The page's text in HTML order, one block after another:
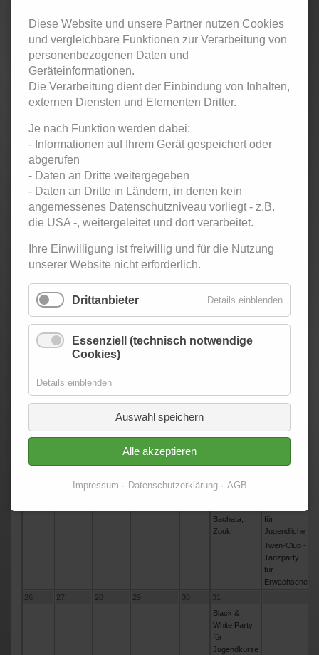
5,- € Kursteilnehmer / 7,- € Ehemalige Kursteilnehmer
und Gäste
Zurück
< Dezember
2025
Januar 2026
Mo ntag Dienstag Mittwoch Donnerstag Freitag Samstag
Twen-Club -
6 7 8 9 10
11
für
Bachata,
Zouk
Übungsparty
für
Jugendliche
Twen-Club -
Tanzparty
für
Erwachsene
26
27 28 29 30
31
Black &
White Party
für
Jugendkurse
Diese Website und unsere Partner nutzen Cookies
und vergleichbare Funktionen zur Verarbeitung von
personenbezogenen Daten und
Geräteinformationen.
Die Verarbeitung dient der Einbindung von Inhalten,
externen Diensten und Elementen Dritter.
Je nach Funktion werden dabei:
- Informationen auf Ihrem Gerät gespeichert oder
abgerufen
- Daten an Dritte weitergegeben
- Daten an Dritte in Ländern, in denen kein
angemessenes Datenschutzniveau vorliegt - z.B.
die USA -, weitergeleitet und dort verarbeitet.
Ihre Einwilligung ist freiwillig und für die Nutzung
unserer Website nicht erforderlich.
Drittanbieter Details einblenden
Essenziell (technisch notwendige
Cookies)
Details einblenden
Auswahl speichern
Alle akzeptieren
Impressum Datenschutzerklärung AGB